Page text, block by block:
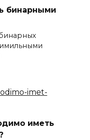
бинарными
иметь